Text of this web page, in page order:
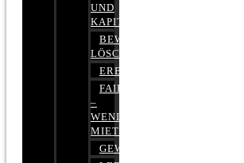
UND
KAPITALMARKTRECHT
BEWERTUNGEN
LÖSCHEN
ERBRECHT
FAIRMIETEN
–
WENIGER
MIETE
GEWERBERECHT